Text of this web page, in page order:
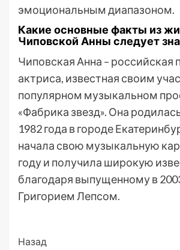
эмоциональным диапазоном.
Какие основные факты из
Чиповской Анны следует
Чиповская Анна – российская
актриса, известная своим
популярном музыкальном
«Фабрика звезд». Она
1982 года в городе
начала свою музыкальную
году и получила широкую
благодаря выпущенному в
Григорием Лепсом.
Post
Назад